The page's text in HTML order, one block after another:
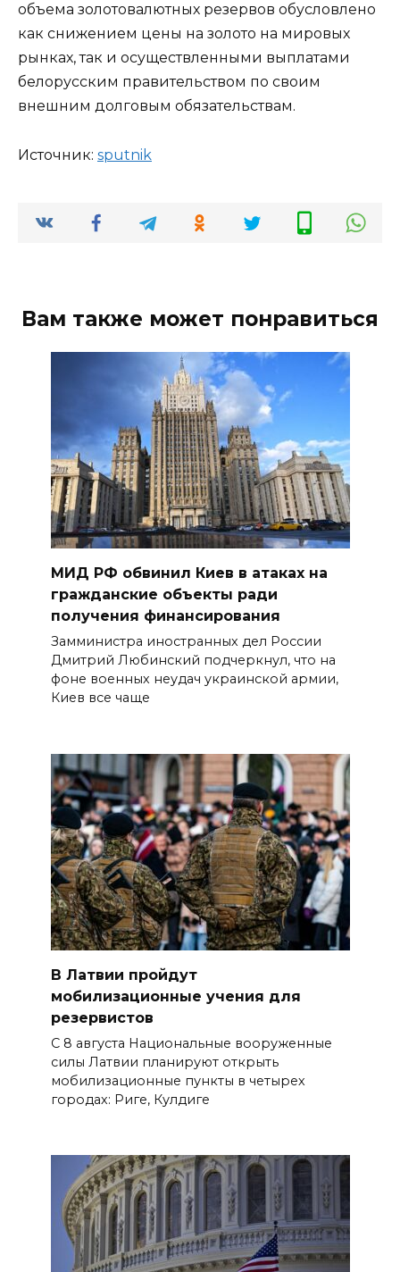
объема золотовалютных резервов обусловлено
как снижением цены на золото на мировых
рынках, так и осуществленными выплатами
белорусским правительством по своим
внешним долговым обязательствам.
Источник: sput­nik
Вам также может понравиться
МИД РФ обвинил Киев в атаках на
гражданские объекты ради
получения финансирования
Замминистра иностранных дел России
Дмитрий Любинский подчеркнул, что на
фоне военных неудач украинской армии,
Киев все чаще
В Латвии пройдут
мобилизационные учения для
резервистов
С 8 августа Национальные вооруженные
силы Латвии планируют открыть
мобилизационные пункты в четырех
городах: Риге, Кулдиге